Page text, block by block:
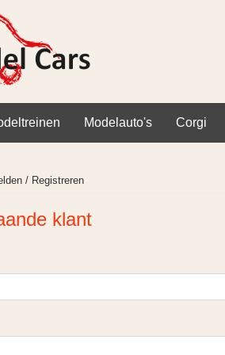
Modelauto's Corgi
/ Registreren
klant